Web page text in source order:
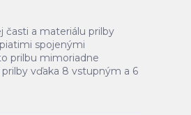
časti a materiálu prilby
spojenými
prilbu mimoriadne
vďaka 8 vstupným a 6